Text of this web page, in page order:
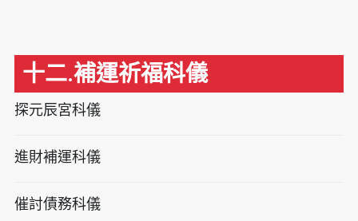
十二.補運祈福科儀
探元辰宮科儀
進財補運科儀
催討債務科儀